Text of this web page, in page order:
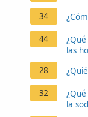
34
44
las
28
32
la